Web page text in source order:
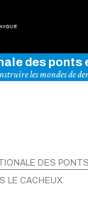
des ponts
les mondes de
DES
LE CACHEUX